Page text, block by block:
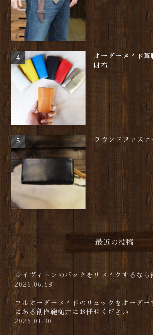
オーダーメイド革
財布
ラウンドファスナ
最近の投稿
ルイヴィトンのバックをリメイクするなら
2026.06.18
フルオーダーメイドのリュックをオーダー
にある創作鞄槌井にお任せください
2026.01.30